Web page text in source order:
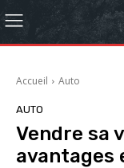
Accueil Auto
AUTO
Vendre sa
avantages